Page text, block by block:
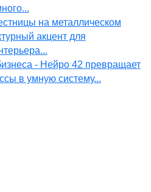
на металлическом
акцент для
- Нейро 42 превращает
в умную систему...